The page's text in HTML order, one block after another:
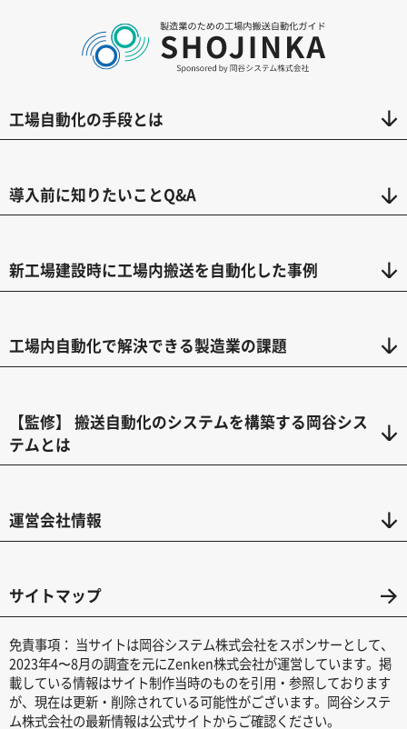
工場自動化の手段とは
導入前に知りたいことQ&A
新工場建設時に工場内搬送を自動化した事例
工場内自動化で解決できる製造業の課題
【監修】 搬送自動化のシステムを構築する岡谷シス
テムとは
運営会社情報
サイトマップ
免責事項： 当サイトは岡谷システム株式会社をスポンサーとして、
2023年4〜8月の調査を元にZenken株式会社が運営しています。掲
載している情報はサイト制作当時のものを引用・参照しております
が、現在は更新・削除されている可能性がございます。岡谷システ
ム株式会社の最新情報は公式サイトからご確認ください。